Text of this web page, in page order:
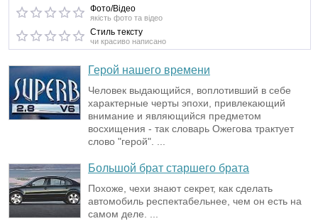
Фото/Відео
якість фото та відео
Стиль тексту
чи красиво написано
Герой нашего времени
Человек выдающийся, воплотивший в себе
характерные черты эпохи, привлекающий
внимание и являющийся предметом
восхищения - так словарь Ожегова трактует
слово "герой". ...
Большой брат старшего брата
Похоже, чехи знают секрет, как сделать
автомобиль респектабельнее, чем он есть на
самом деле. ...